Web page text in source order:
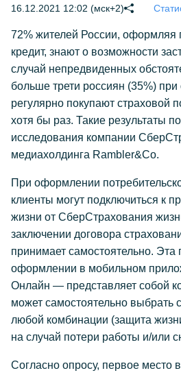
16.12.2021 12:02 (мск+2)
72% жителей России, оформляя
кредит, знают о возможности
случай непредвиденных
больше трети россиян (35%)
регулярно покупают страховой
хотя бы раз. Такие результаты
исследования компании
медиахолдинга Rambler&Co.
При оформлении
клиенты могут подключиться к
жизни от СберСтрахования
заключении договора
принимает самостоятельно.
оформлении в мобильном
Онлайн — представляет собой
может самостоятельно выбрать
любой комбинации (защита
на случай потери работы и/или
Согласно опросу, первое место